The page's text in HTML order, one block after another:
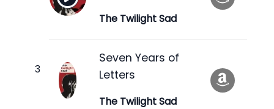
The Twilight Sad
Seven Years of
Letters
The Twilight Sad